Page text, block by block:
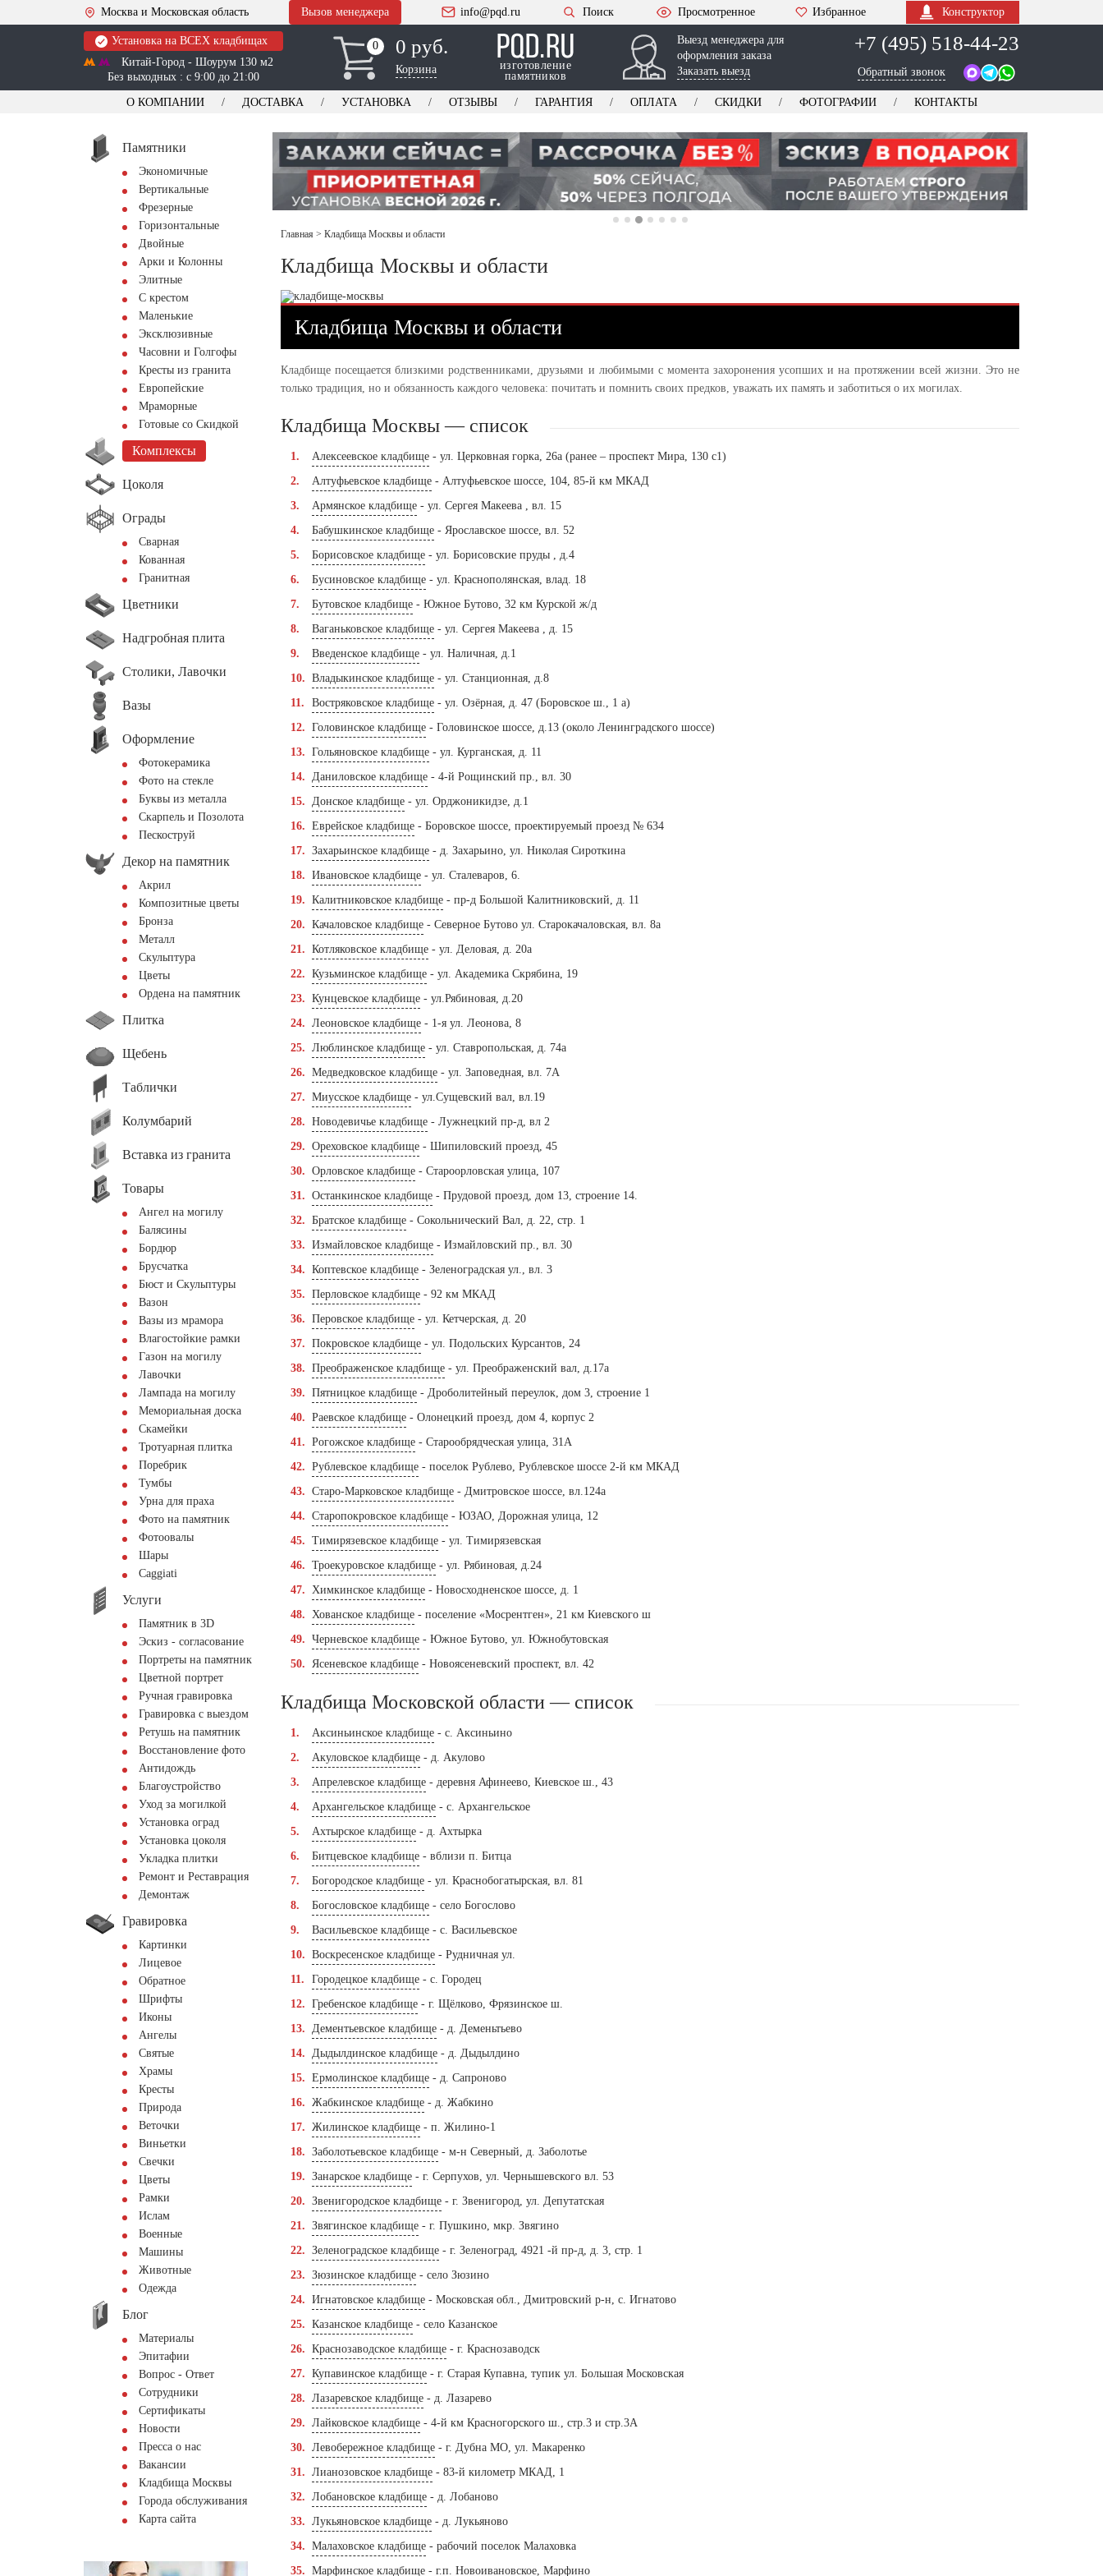
Москва и Московская область Вызов менеджера info@pqd.ru Поиск Просмотренное Избранное Конструктор
Установка на ВСЕХ кладбищах
Китай-Город - Шоурум 130 м2
Без выходных : с 9:00 до 21:00
0
0 0 руб.
Корзина
изготовление
памятников
Выезд менеджера для
оформления заказа
Заказать выезд
+7 (495) 518-44-23
Обратный звонок
О КОМПАНИИ ДОСТАВКА УСТАНОВКА ОТЗЫВЫ ГАРАНТИЯ ОПЛАТА СКИДКИ ФОТОГРАФИИ КОНТАКТЫ
Памятники
Экономичные
Вертикальные
Фрезерные
Горизонтальные
Двойные
Арки и Колонны
Элитные
С крестом
Маленькие
Эксклюзивные
Часовни и Голгофы
Кресты из гранита
Европейские
Мраморные
Готовые со Скидкой
Комплексы
Цоколя
Ограды
Сварная
Кованная
Гранитная
Цветники
Надгробная плита
Столики, Лавочки
Вазы
Оформление
Фотокерамика
Фото на стекле
Буквы из металла
Скарпель и Позолота
Пескоструй
Декор на памятник
Акрил
Композитные цветы
Бронза
Металл
Скульптура
Цветы
Ордена на памятник
Плитка
Щебень
Таблички
Колумбарий
Вставка из гранита
Товары
Ангел на могилу
Балясины
Бордюр
Брусчатка
Бюст и Скульптуры
Вазон
Вазы из мрамора
Влагостойкие рамки
Газон на могилу
Лавочки
Лампада на могилу
Мемориальная доска
Скамейки
Тротуарная плитка
Поребрик
Тумбы
Урна для праха
Фото на памятник
Фотоовалы
Шары
Сaggiati
Услуги
Памятник в 3D
Эскиз - согласование
Портреты на памятник
Цветной портрет
Ручная гравировка
Гравировка с выездом
Ретушь на памятник
Восстановление фото
Антидождь
Благоустройство
Уход за могилкой
Установка оград
Установка цоколя
Укладка плитки
Ремонт и Реставрация
Демонтаж
Гравировка
Картинки
Лицевое
Обратное
Шрифты
Иконы
Ангелы
Святые
Храмы
Кресты
Природа
Веточки
Виньетки
Свечки
Цветы
Рамки
Ислам
Военные
Машины
Животные
Одежда
Блог
Материалы
Эпитафии
Вопрос - Ответ
Сотрудники
Сертификаты
Новости
Пресса о нас
Вакансии
Кладбища Москвы
Города обслуживания
Карта сайта
Главная > Кладбища Москвы и области
Кладбища Москвы и области
Кладбища Москвы и области
Кладбище посещается близкими родственниками, друзьями и любимыми с момента захоронения усопших и на протяжении всей жизни. Это не
только традиция, но и обязанность каждого человека: почитать и помнить своих предков, уважать их память и заботиться о их могилах.
Кладбища Москвы — список
Алексеевское кладбище - ул. Церковная горка, 26а (ранее – проспект Мира, 130 с1)
Алтуфьевское кладбище - Алтуфьевское шоссе, 104, 85-й км МКАД
Армянское кладбище - ул. Сергея Макеева , вл. 15
Бабушкинское кладбище - Ярославское шоссе, вл. 52
Борисовское кладбище - ул. Борисовские пруды , д.4
Бусиновское кладбище - ул. Краснополянская, влад. 18
Бутовское кладбище - Южное Бутово, 32 км Курской ж/д
Ваганьковское кладбище - ул. Сергея Макеева , д. 15
Введенское кладбище - ул. Наличная, д.1
Владыкинское кладбище - ул. Станционная, д.8
Востряковское кладбище - ул. Озёрная, д. 47 (Боровское ш., 1 а)
Головинское кладбище - Головинское шоссе, д.13 (около Ленинградского шоссе)
Гольяновское кладбище - ул. Курганская, д. 11
Даниловское кладбище - 4-й Рощинский пр., вл. 30
Донское кладбище - ул. Орджоникидзе, д.1
Еврейское кладбище - Боровское шоссе, проектируемый проезд № 634
Захарьинское кладбище - д. Захарьино, ул. Николая Сироткина
Ивановское кладбище - ул. Сталеваров, 6.
Калитниковское кладбище - пр-д Большой Калитниковский, д. 11
Качаловское кладбище - Северное Бутово ул. Старокачаловская, вл. 8а
Котляковское кладбище - ул. Деловая, д. 20а
Кузьминское кладбище - ул. Академика Скрябина, 19
Кунцевское кладбище - ул.Рябиновая, д.20
Леоновское кладбище - 1-я ул. Леонова, 8
Люблинское кладбище - ул. Ставропольская, д. 74а
Медведковское кладбище - ул. Заповедная, вл. 7А
Миусское кладбище - ул.Сущевский вал, вл.19
Новодевичье кладбище - Лужнецкий пр-д, вл 2
Ореховское кладбище - Шипиловский проезд, 45
Орловское кладбище - Староорловская улица, 107
Останкинское кладбище - Прудовой проезд, дом 13, строение 14.
Братское кладбище - Сокольнический Вал, д. 22, стр. 1
Измайловское кладбище - Измайловский пр., вл. 30
Коптевское кладбище - Зеленоградская ул., вл. 3
Перловское кладбище - 92 км МКАД
Перовское кладбище - ул. Кетчерская, д. 20
Покровское кладбище - ул. Подольских Курсантов, 24
Преображенское кладбище - ул. Преображенский вал, д.17а
Пятницкое кладбище - Дроболитейный переулок, дом 3, строение 1
Раевское кладбище - Олонецкий проезд, дом 4, корпус 2
Рогожское кладбище - Старообрядческая улица, 31А
Рублевское кладбище - поселок Рублево, Рублевское шоссе 2-й км МКАД
Старо-Марковское кладбище - Дмитровское шоссе, вл.124а
Старопокровское кладбище - ЮЗАО, Дорожная улица, 12
Тимирязевское кладбище - ул. Тимирязевская
Троекуровское кладбище - ул. Рябиновая, д.24
Химкинское кладбище - Новосходненское шоссе, д. 1
Хованское кладбище - поселение «Мосрентген», 21 км Киевского ш
Черневское кладбище - Южное Бутово, ул. Южнобутовская
Ясеневское кладбище - Новоясеневский проспект, вл. 42
Кладбища Московской области — список
Аксиньинское кладбище - с. Аксиньино
Акуловское кладбище - д. Акулово
Апрелевское кладбище - деревня Афинеево, Киевское ш., 43
Архангельское кладбище - с. Архангельское
Ахтырское кладбище - д. Ахтырка
Битцевское кладбище - вблизи п. Битца
Богородское кладбище - ул. Краснобогатырская, вл. 81
Богословское кладбище - село Богослово
Васильевское кладбище - с. Васильевское
Воскресенское кладбище - Рудничная ул.
Городецкое кладбище - с. Городец
Гребенское кладбище - г. Щёлково, Фрязинское ш.
Дементьевское кладбище - д. Деменьтьево
Дыдылдинское кладбище - д. Дыдылдино
Ермолинское кладбище - д. Сапроново
Жабкинское кладбище - д. Жабкино
Жилинское кладбище - п. Жилино-1
Заболотьевское кладбище - м-н Северный, д. Заболотье
Занарское кладбище - г. Серпухов, ул. Чернышевского вл. 53
Звенигородское кладбище - г. Звенигород, ул. Депутатская
Звягинское кладбище - г. Пушкино, мкр. Звягино
Зеленоградское кладбище - г. Зеленоград, 4921 -й пр-д, д. 3, стр. 1
Зюзинское кладбище - село Зюзино
Игнатовское кладбище - Московская обл., Дмитровский р-н, с. Игнатово
Казанское кладбище - село Казанское
Краснозаводское кладбище - г. Краснозаводск
Купавинское кладбище - г. Старая Купавна, тупик ул. Большая Московская
Лазаревское кладбище - д. Лазарево
Лайковское кладбище - 4-й км Красногорского ш., стр.3 и стр.3А
Левобережное кладбище - г. Дубна МО, ул. Макаренко
Лианозовское кладбище - 83-й километр МКАД, 1
Лобановское кладбище - д. Лобаново
Лукьяновское кладбище - д. Лукьяново
Малаховское кладбище - рабочий поселок Малаховка
Марфинское кладбище - г.п. Новоивановское, Марфино